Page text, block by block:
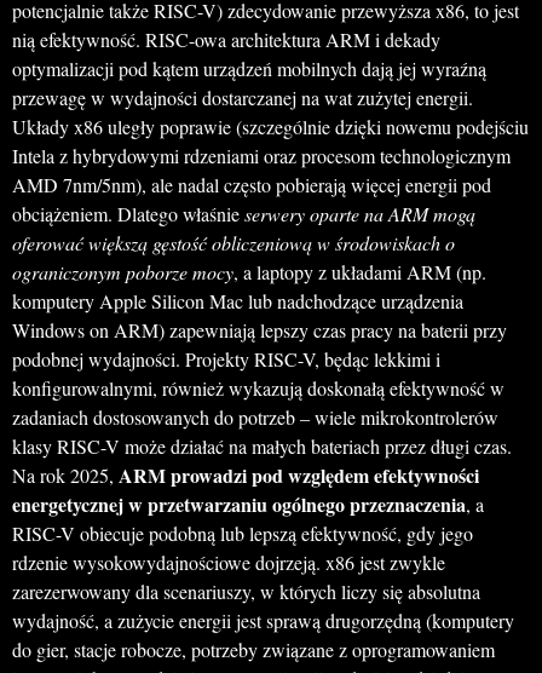
potencjalnie także RISC-V) zdecydowanie przewyższa x86, to jest
nią efektywność. RISC-owa architektura ARM i dekady
optymalizacji pod kątem urządzeń mobilnych dają jej wyraźną
przewagę w wydajności dostarczanej na wat zużytej energii.
Układy x86 uległy poprawie (szczególnie dzięki nowemu podejściu
Intela z hybrydowymi rdzeniami oraz procesom technologicznym
AMD 7nm/5nm), ale nadal często pobierają więcej energii pod
obciążeniem. Dlatego właśnieserwery oparte na ARM mogą
oferować większą gęstość obliczeniową w środowiskach o
ograniczonym poborze mocy, a laptopy z układami ARM (np.
komputery Apple Silicon Mac lub nadchodzące urządzenia
Windows on ARM) zapewniają lepszy czas pracy na baterii przy
podobnej wydajności. Projekty RISC-V, będąc lekkimi i
konfigurowalnymi, również wykazują doskonałą efektywność w
zadaniach dostosowanych do potrzeb – wiele mikrokontrolerów
klasy RISC-V może działać na małych bateriach przez długi czas.
Na rok 2025, ARM prowadzi pod względem efektywności
energetycznej w przetwarzaniu ogólnego przeznaczenia, a
RISC-V obiecuje podobną lub lepszą efektywność, gdy jego
rdzenie wysokowydajnościowe dojrzeją. x86 jest zwykle
zarezerwowany dla scenariuszy, w których liczy się absolutna
wydajność, a zużycie energii jest sprawą drugorzędną (komputery
do gier, stacje robocze, potrzeby związane z oprogramowaniem